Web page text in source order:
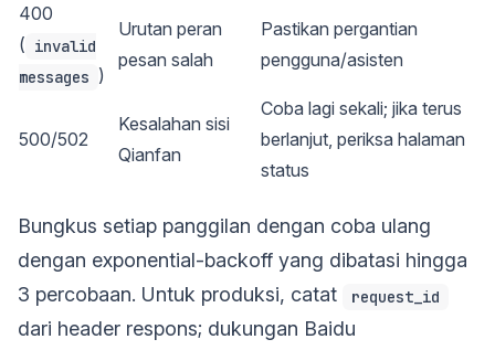
400
( invalid
messages )
Urutan peran
pesan salah
Pastikan pergantian
pengguna/asisten
500/502
Kesalahan sisi
Qianfan
Coba lagi sekali; jika terus
berlanjut, periksa halaman
status
Bungkus setiap panggilan dengan coba ulang
dengan exponential-backoff yang dibatasi hingga
3 percobaan. Untuk produksi, catat
request_id
dari header respons; dukungan Baidu